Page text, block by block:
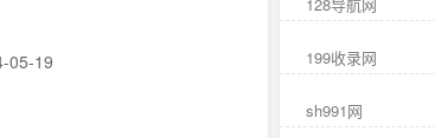
05-19
199收录网
sh991网